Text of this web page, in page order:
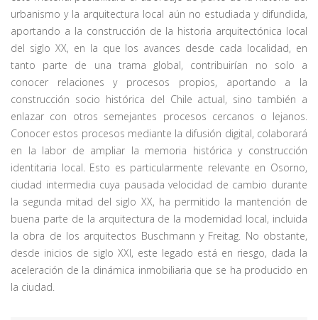
urbanismo y la arquitectura local aún no estudiada y difundida,
aportando a la construcción de la historia arquitectónica local
del siglo XX, en la que los avances desde cada localidad, en
tanto parte de una trama global, contribuirían no solo a
conocer relaciones y procesos propios, aportando a la
construcción socio histórica del Chile actual, sino también a
enlazar con otros semejantes procesos cercanos o lejanos.
Conocer estos procesos mediante la difusión digital, colaborará
en la labor de ampliar la memoria histórica y construcción
identitaria local. Esto es particularmente relevante en Osorno,
ciudad intermedia cuya pausada velocidad de cambio durante
la segunda mitad del siglo XX, ha permitido la mantención de
buena parte de la arquitectura de la modernidad local, incluida
la obra de los arquitectos Buschmann y Freitag. No obstante,
desde inicios de siglo XXI, este legado está en riesgo, dada la
aceleración de la dinámica inmobiliaria que se ha producido en
la ciudad.